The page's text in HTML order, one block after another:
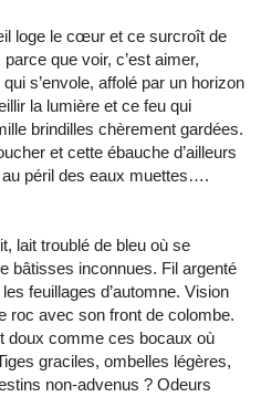
loge le cœur et ce surcroît de
que voir, c’est aimer,
s’envole, affolé par un horizon
la lumière et ce feu qui
brindilles chèrement gardées.
et cette ébauche d’ailleurs
au péril des eaux muettes….
lait troublé de bleu où se
bâtisses inconnues. Fil argenté
feuillages d’automne. Vision
roc avec son front de colombe.
doux comme ces bocaux où
graciles, ombelles légères,
non-advenus ? Odeurs